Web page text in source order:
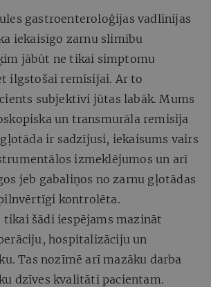
gastroenteroloģijas vadlīnijas
iekaisīgo zarnu slimību
jābūt ne tikai simptomu
ilgstošai remisijai. Ar to
subjektīvi jūtas labāk. Mums
un transmurāla remisija
ir sadzījusi, iekaisums vairs
izmeklējumos un arī
jeb gabaliņos no zarnu gļotādas
kontrolēta.
šādi iespējams mazināt
hospitalizāciju un
Tas nozīmē arī mazāku darba
dzīves kvalitāti pacientam.